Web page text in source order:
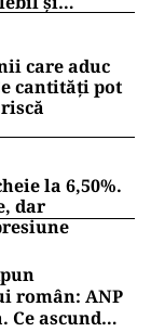
care aduc
cantități pot
la 6,50%.
dar
român: ANP
Ce ascund